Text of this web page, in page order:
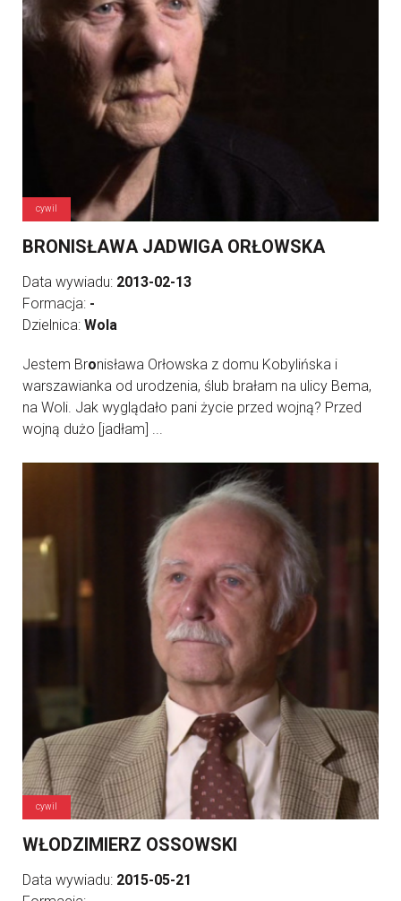
cywil
BRONISŁAWA JADWIGA ORŁOWSKA
Data wywiadu: 2013-02-13
Formacja: -
Dzielnica: Wola
Jestem Bronisława Orłowska z domu Kobylińska i
warszawianka od urodzenia, ślub brałam na ulicy Bema,
na Woli. Jak wyglądało pani życie przed wojną? Przed
wojną dużo [jadłam] ...
cywil
WŁODZIMIERZ OSSOWSKI
Data wywiadu: 2015-05-21